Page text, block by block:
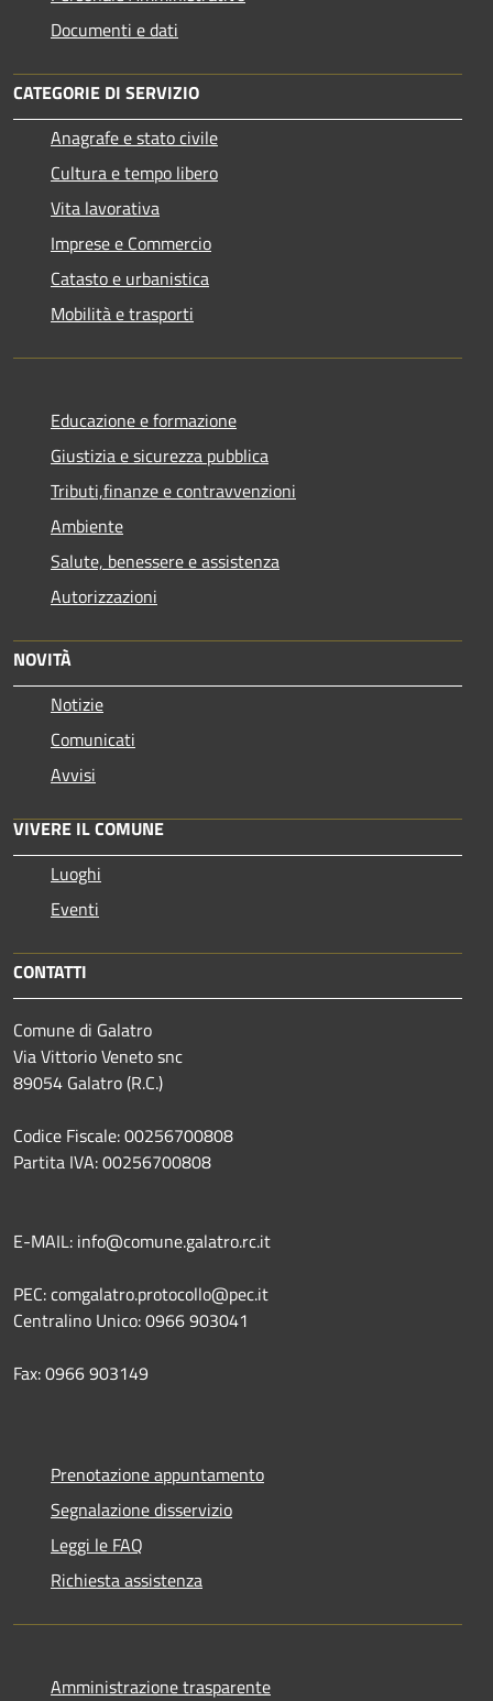
Documenti e dati
CATEGORIE DI SERVIZIO
Anagrafe e stato civile
Cultura e tempo libero
Vita lavorativa
Imprese e Commercio
Catasto e urbanistica
Mobilità e trasporti
Educazione e formazione
Giustizia e sicurezza pubblica
Tributi,finanze e contravvenzioni
Ambiente
Salute, benessere e assistenza
Autorizzazioni
NOVITÀ
Notizie
Comunicati
Avvisi
VIVERE IL COMUNE
Luoghi
Eventi
CONTATTI
Comune di Galatro
Via Vittorio Veneto snc
89054 Galatro (R.C.)
Codice Fiscale: 00256700808
Partita IVA: 00256700808
E-MAIL: info@comune.galatro.rc.it
PEC: comgalatro.protocollo@pec.it
Centralino Unico: 0966 903041
Fax: 0966 903149
Prenotazione appuntamento
Segnalazione disservizio
Leggi le FAQ
Richiesta assistenza
Amministrazione trasparente